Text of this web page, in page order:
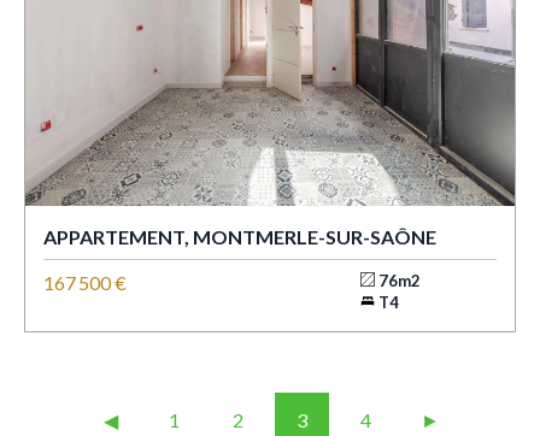
APPARTEMENT, MONTMERLE-SUR-SAÔNE
167 500 €
76m2
T4
◀︎ 1 2 3 4 ►